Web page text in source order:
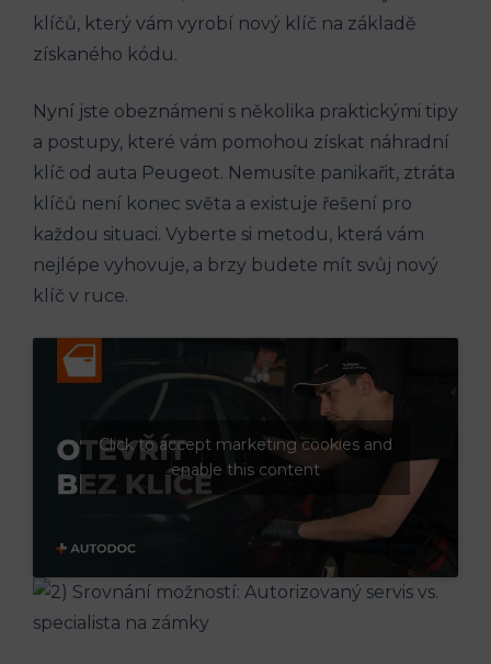
klíčů, který vám vyrobí nový klíč na základě
získaného kódu.
Nyní jste obeznámeni s několika praktickými tipy
a postupy, které vám pomohou získat náhradní
klíč od auta Peugeot. Nemusíte panikařit, ztráta
klíčů není konec světa a existuje řešení pro
každou situaci. Vyberte si metodu, která vám
nejlépe vyhovuje, a brzy budete mít svůj nový
klíč v ruce.
Click to accept marketing cookies and
enable this content